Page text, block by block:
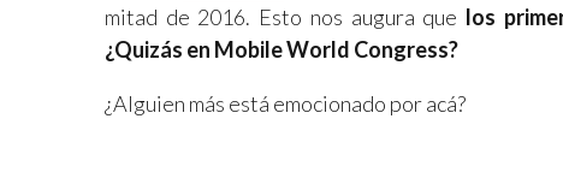
mitad de 2016. Esto nos augura que los
¿Quizás en Mobile World Congress?
¿Alguien más está emocionado por acá?